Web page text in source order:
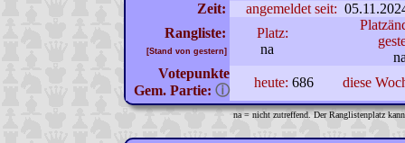
Zeit: angemeldet seit:
Rangliste:
[Stand von gestern]
Platz:
na
Votepunkte
Gem. Partie: ⓘ
heute: 686 diese
na = nicht zutreffend. Der Ranglistenplatz